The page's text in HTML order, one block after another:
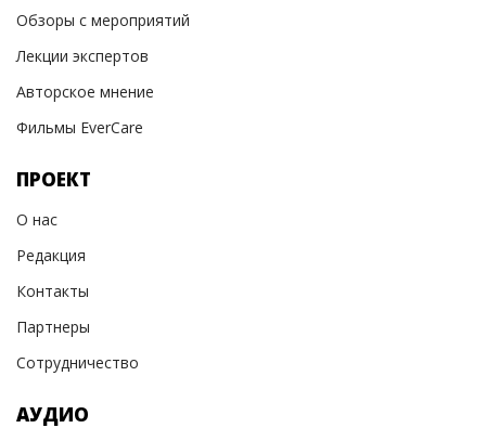
Обзоры с мероприятий
Лекции экспертов
Авторское мнение
Фильмы EverCare
ПРОЕКТ
О нас
Редакция
Контакты
Партнеры
Сотрудничество
АУДИО